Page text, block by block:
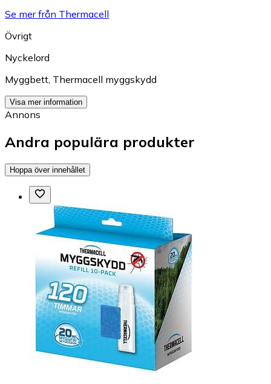
Se mer från Thermacell
Övrigt
Nyckelord
Myggbett, Thermacell myggskydd
Visa mer information
Annons
Andra populära produkter
Hoppa över innehållet